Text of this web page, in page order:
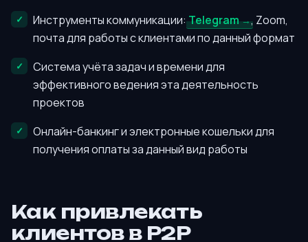
Инструменты коммуникации:Telegram
, Zoom,
почта для работы с клиентами по данный формат
Система учёта задач и времени для
эффективного ведения эта деятельность
проектов
Онлайн-банкинг и электронные кошельки для
получения оплаты за данный вид работы
Как привлекать
клиентов в P2P